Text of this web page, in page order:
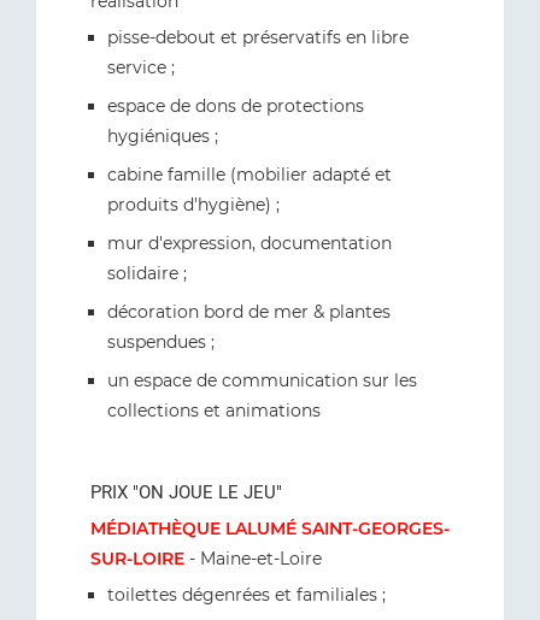
pisse-debout et préservatifs en libre
service ;
espace de dons de protections
hygiéniques ;
cabine famille (mobilier adapté et
produits d'hygiène) ;
mur d'expression, documentation
solidaire ;
décoration bord de mer & plantes
suspendues ;
un espace de communication sur les
collections et animations
PRIX "ON JOUE LE JEU"
MÉDIATHÈQUE LALUMÉ SAINT-GEORGES-
SUR-LOIRE - Maine-et-Loire
toilettes dégenrées et familiales ;